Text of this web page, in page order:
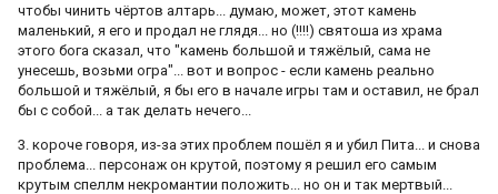
чтобы чинить чёртов алтарь... думаю, может, этот камень
маленький, я его и продал не глядя... но (!!!!) святоша из храма
этого бога сказал, что "камень большой и тяжёлый, сама не
унесешь, возьми огра"... вот и вопрос - если камень реально
большой и тяжёлый, я бы его в начале игры там и оставил, не брал
бы с собой... а так делать нечего...
3. короче говоря, из-за этих проблем пошёл я и убил Пита... и снова
проблема... персонаж он крутой, поэтому я решил его самым
крутым спеллм некромантии положить... но он и так мертвый...